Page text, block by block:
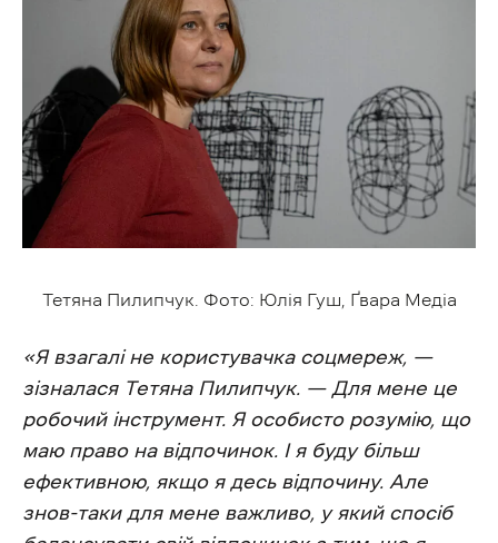
Тетяна Пилипчук. Фото: Юлія Гуш, Ґвара Медіа
«Я взагалі не користувачка соцмереж, —
зізналася Тетяна Пилипчук. — Для мене це
робочий інструмент. Я особисто розумію, що
маю право на відпочинок. І я буду більш
ефективною, якщо я десь відпочину. Але
знов-таки для мене важливо, у який спосіб